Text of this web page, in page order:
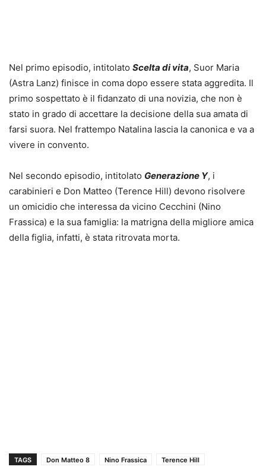
Nel primo episodio, intitolato Scelta di vita, Suor Maria
(Astra Lanz) finisce in coma dopo essere stata aggredita. Il
primo sospettato è il fidanzato di una novizia, che non è
stato in grado di accettare la decisione della sua amata di
farsi suora. Nel frattempo Natalina lascia la canonica e va a
vivere in convento.
Nel secondo episodio, intitolato Generazione Y, i
carabinieri e Don Matteo (Terence Hill) devono risolvere
un omicidio che interessa da vicino Cecchini (Nino
Frassica) e la sua famiglia: la matrigna della migliore amica
della figlia, infatti, è stata ritrovata morta.
TAGS Don Matteo 8 Nino Frassica Terence Hill